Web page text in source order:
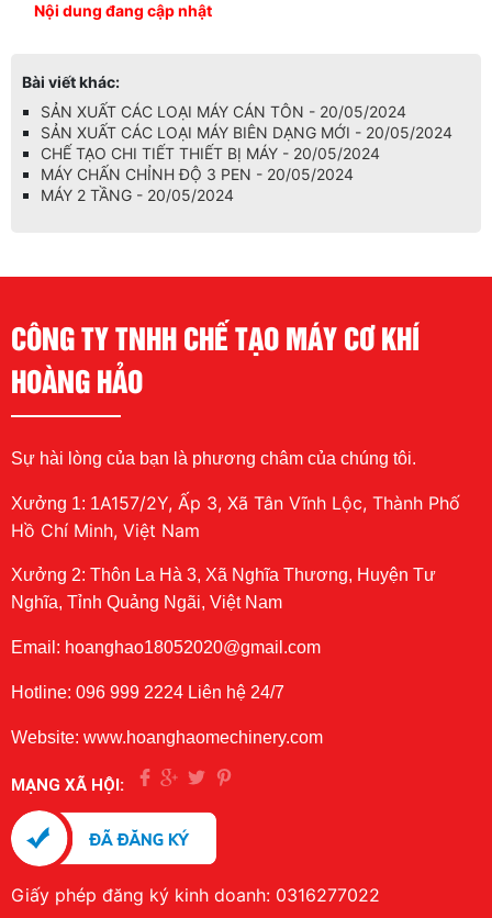
Nội dung đang cập nhật
Bài viết khác:
SẢN XUẤT CÁC LOẠI MÁY CÁN TÔN - 20/05/2024
SẢN XUẤT CÁC LOẠI MÁY BIÊN DẠNG MỚI - 20/05/2024
CHẾ TẠO CHI TIẾT THIẾT BỊ MÁY - 20/05/2024
MÁY CHẤN CHỈNH ĐỘ 3 PEN - 20/05/2024
MÁY 2 TẦNG - 20/05/2024
CÔNG TY TNHH CHẾ TẠO MÁY CƠ KHÍ
HOÀNG HẢO
Sự hài lòng của bạn là phương châm của chúng tôi.
Xưởng 1: 1A157/2Y, Ấp 3, Xã Tân Vĩnh Lộc, Thành Phố
Hồ Chí Minh, Việt Nam
Xưởng 2: Thôn La Hà 3, Xã Nghĩa Thương, Huyện Tư
Nghĩa, Tỉnh Quảng Ngãi, Việt Nam
Email: hoanghao18052020@gmail.com
Hotline: 096 999 2224 Liên hệ 24/7
Website: www.hoanghaomechinery.com
MẠNG XÃ HỘI:
Giấy phép đăng ký kinh doanh: 0316277022